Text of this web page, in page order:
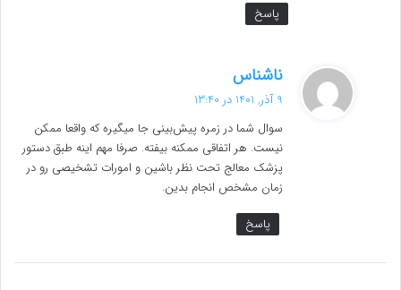
پاسخ
ناشناس
ت
:
9 آذر, 1401 در 13:40
سوال شما در زمره پیش‌بینی جا میگیره که واقعا ممکن
نیست. هر اتفاقی ممکنه بیفته. صرفا مهم اینه طبق دستور
پزشک معالج تحت نظر باشین و امورات تشخیصی رو در
زمان مشخص انجام بدین.
پاسخ